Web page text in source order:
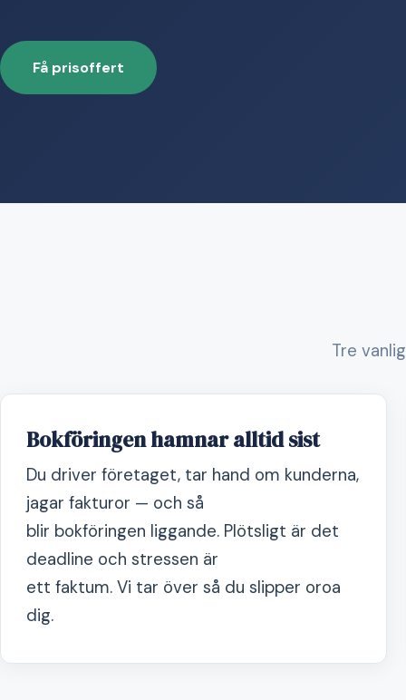
Få prisoffert
Tre
Bokföringen hamnar alltid sist
Du driver företaget, tar hand om kunderna,
jagar fakturor — och så
blir bokföringen liggande. Plötsligt är det
deadline och stressen är
ett faktum. Vi tar över så du slipper oroa
dig.